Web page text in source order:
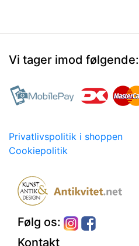
Vi tager imod følgende:
Privatlivspolitik i shoppen
Cookiepolitik
Følg os:
Kontakt